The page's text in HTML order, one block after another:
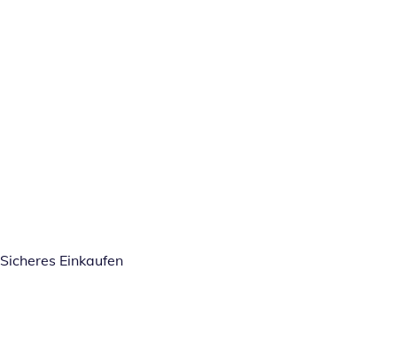
Sicheres Einkaufen